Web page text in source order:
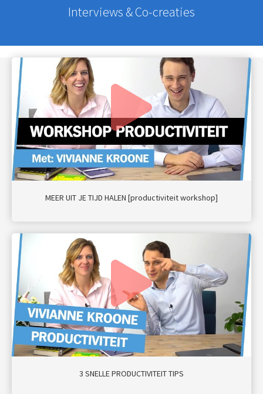
Interviews & Co-creaties
MEER UIT JE TIJD HALEN [productiviteit workshop]
3 SNELLE PRODUCTIVITEIT TIPS